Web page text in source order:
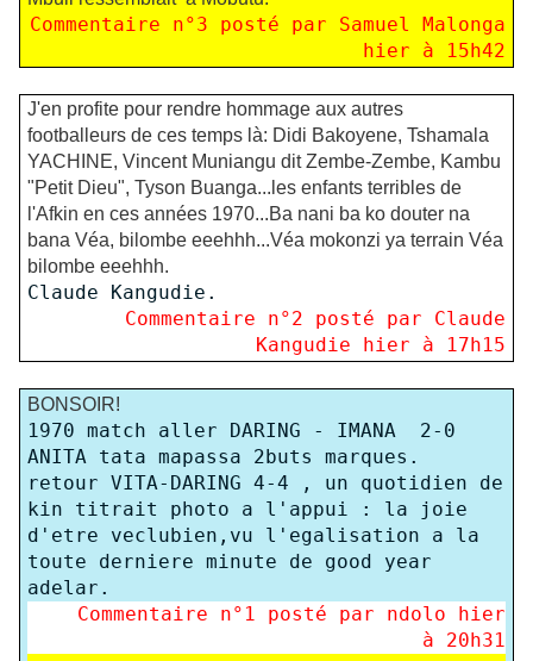
Commentaire n°3 posté par Samuel Malonga
hier à 15h42
J'en profite pour rendre hommage aux autres
footballeurs de ces temps là: Didi Bakoyene, Tshamala
YACHINE, Vincent Muniangu dit Zembe-Zembe, Kambu
"Petit Dieu", Tyson Buanga...les enfants terribles de
l'Afkin en ces années 1970...Ba nani ba ko douter na
bana Véa, bilombe eeehhh...Véa mokonzi ya terrain Véa
bilombe eeehhh.
Claude Kangudie.
Commentaire n°2 posté par Claude
Kangudie hier à 17h15
BONSOIR!
1970 match aller DARING - IMANA 2-0
ANITA tata mapassa 2buts marques.
retour VITA-DARING 4-4 , un quotidien de
kin titrait photo a l'appui : la joie
d'etre veclubien,vu l'egalisation a la
toute derniere minute de good year
adelar.
Commentaire n° 1
posté par ndolo hier
à 20h31